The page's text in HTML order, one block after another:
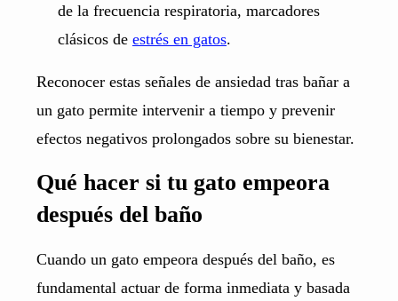
de la frecuencia respiratoria, marcadores
clásicos de estrés en gatos.
Reconocer estas señales de ansiedad tras bañar a
un gato permite intervenir a tiempo y prevenir
efectos negativos prolongados sobre su bienestar.
Qué hacer si tu gato empeora
después del baño
Cuando un gato empeora después del baño, es
fundamental actuar de forma inmediata y basada